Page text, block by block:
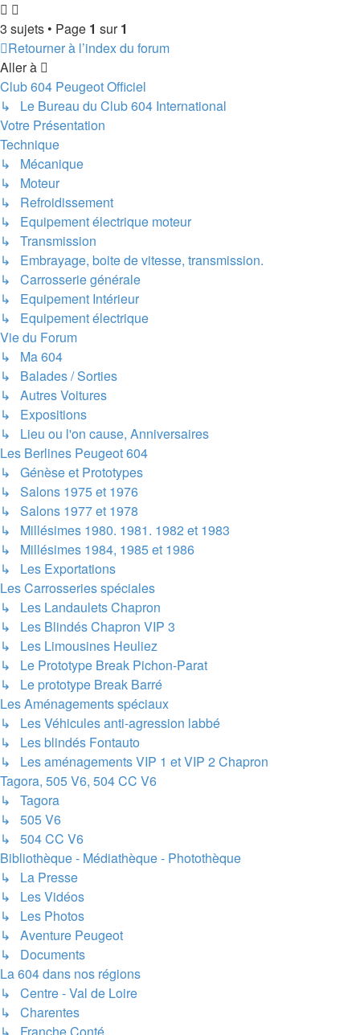
3 sujets • Page 1 sur1
Retourner à l’index du forum
Aller à
Club 604 Peugeot Officiel
↳ Le Bureau du Club 604 International
Votre Présentation
Technique
↳ Mécanique
↳ Moteur
↳ Refroidissement
↳ Equipement électrique moteur
↳ Transmission
↳ Embrayage, boite de vitesse, transmission.
↳ Carrosserie générale
↳ Equipement Intérieur
↳ Equipement électrique
Vie du Forum
↳ Ma 604
↳ Balades / Sorties
↳ Autres Voitures
↳ Expositions
↳ Lieu ou l'on cause, Anniversaires
Les Berlines Peugeot 604
↳ Génèse et Prototypes
↳ Salons 1975 et 1976
↳ Salons 1977 et 1978
↳ Millésimes 1980. 1981. 1982 et 1983
↳ Millésimes 1984, 1985 et 1986
↳ Les Exportations
Les Carrosseries spéciales
↳ Les Landaulets Chapron
↳ Les Blindés Chapron VIP 3
↳ Les Limousines Heuliez
↳ Le Prototype Break Pichon-Parat
↳ Le prototype Break Barré
Les Aménagements spéciaux
↳ Les Véhicules anti-agression labbé
↳ Les blindés Fontauto
↳ Les aménagements VIP 1 et VIP 2 Chapron
Tagora, 505 V6, 504 CC V6
↳ Tagora
↳ 505 V6
↳ 504 CC V6
Bibliothèque - Médiathèque - Photothèque
↳ La Presse
↳ Les Vidéos
↳ Les Photos
↳ Aventure Peugeot
↳ Documents
La 604 dans nos régions
↳ Centre - Val de Loire
↳ Charentes